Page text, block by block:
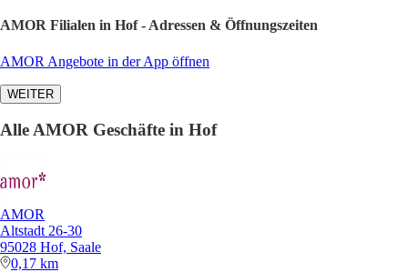
AMOR Filialen in Hof - Adressen & Öffnungszeiten
AMOR Angebote in der App öffnen
WEITER
Alle AMOR Geschäfte in Hof
AMOR
Altstadt 26-30
95028 Hof, Saale
0,17 km